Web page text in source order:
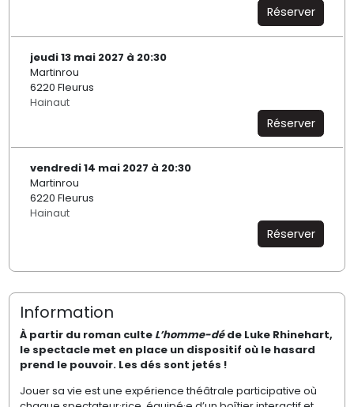
Réserver
jeudi 13 mai 2027 à 20:30
Martinrou
6220 Fleurus
Hainaut
Réserver
vendredi 14 mai 2027 à 20:30
Martinrou
6220 Fleurus
Hainaut
Réserver
Information
À partir du roman culte L’homme-déde Luke Rhinehart,
le spectacle met en place un dispositif où le hasard
prend le pouvoir. Les dés sont jetés !
Jouer sa vie est une expérience théâtrale participative où